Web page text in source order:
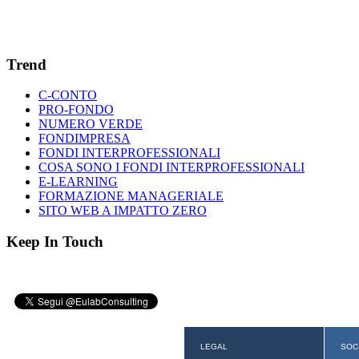
Trend
C-CONTO
PRO-FONDO
NUMERO VERDE
FONDIMPRESA
FONDI INTERPROFESSIONALI
COSA SONO I FONDI INTERPROFESSIONALI
E-LEARNING
FORMAZIONE MANAGERIALE
SITO WEB A IMPATTO ZERO
Keep In Touch
LEGAL